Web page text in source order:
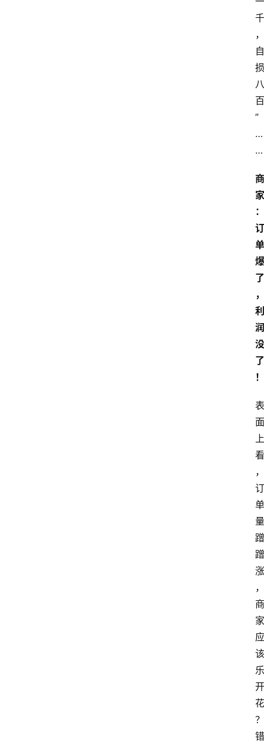
千
，
自
损
八
百
”
…
…
商
家
：
订
单
爆
了
，
利
润
没
了
！
表
面
上
看
，
订
单
量
蹭
蹭
涨
，
商
家
应
该
乐
开
花
？
错